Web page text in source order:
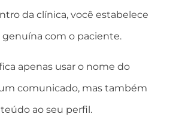
da clínica, você estabelece
genuína com o paciente.
apenas usar o nome do
comunicado, mas também
ao seu perfil.